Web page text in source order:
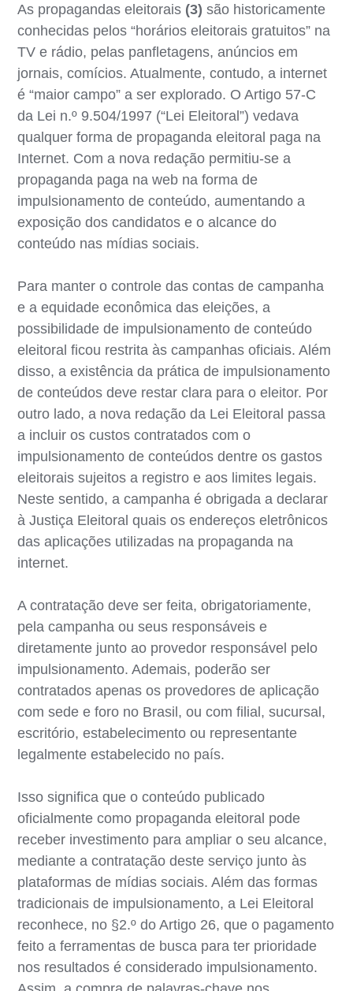
As propagandas eleitorais (3) são historicamente
conhecidas pelos “horários eleitorais gratuitos” na
TV e rádio, pelas panfletagens, anúncios em
jornais, comícios. Atualmente, contudo, a internet
é “maior campo” a ser explorado. O Artigo 57-C
da Lei n.º 9.504/1997 (“Lei Eleitoral”) vedava
qualquer forma de propaganda eleitoral paga na
Internet. Com a nova redação permitiu-se a
propaganda paga na web na forma de
impulsionamento de conteúdo, aumentando a
exposição dos candidatos e o alcance do
conteúdo nas mídias sociais.
Para manter o controle das contas de campanha
e a equidade econômica das eleições, a
possibilidade de impulsionamento de conteúdo
eleitoral ficou restrita às campanhas oficiais. Além
disso, a existência da prática de impulsionamento
de conteúdos deve restar clara para o eleitor. Por
outro lado, a nova redação da Lei Eleitoral passa
a incluir os custos contratados com o
impulsionamento de conteúdos dentre os gastos
eleitorais sujeitos a registro e aos limites legais.
Neste sentido, a campanha é obrigada a declarar
à Justiça Eleitoral quais os endereços eletrônicos
das aplicações utilizadas na propaganda na
internet.
A contratação deve ser feita, obrigatoriamente,
pela campanha ou seus responsáveis e
diretamente junto ao provedor responsável pelo
impulsionamento. Ademais, poderão ser
contratados apenas os provedores de aplicação
com sede e foro no Brasil, ou com filial, sucursal,
escritório, estabelecimento ou representante
legalmente estabelecido no país.
Isso significa que o conteúdo publicado
oficialmente como propaganda eleitoral pode
receber investimento para ampliar o seu alcance,
mediante a contratação deste serviço junto às
plataformas de mídias sociais. Além das formas
tradicionais de impulsionamento, a Lei Eleitoral
reconhece, no §2.º do Artigo 26, que o pagamento
feito a ferramentas de busca para ter prioridade
nos resultados é considerado impulsionamento.